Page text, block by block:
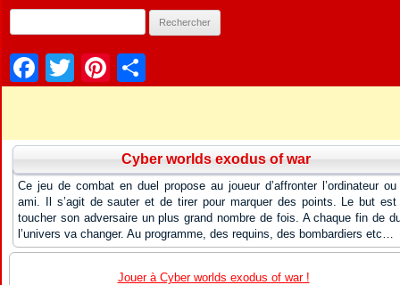
Facebook
TwitterPinterest
Cyber worlds exodus of war
Ce jeu de combat en duel propose au joueur d’affronter l’ordinateur ou
ami. Il s’agit de sauter et de tirer pour marquer des points. Le but est
toucher son adversaire un plus grand nombre de fois. A chaque fin de
l’univers va changer. Au programme, des requins, des bombardiers etc…
Jouer à Cyber worlds exodus of war !